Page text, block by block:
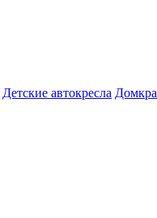
Детские автокресла